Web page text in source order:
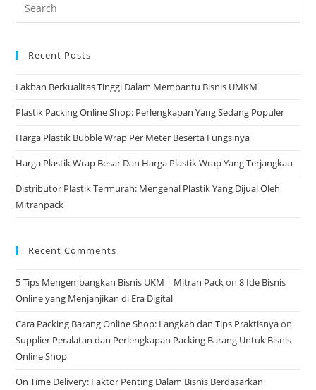
Recent Posts
Lakban Berkualitas Tinggi Dalam Membantu Bisnis UMKM
Plastik Packing Online Shop: Perlengkapan Yang Sedang Populer
Harga Plastik Bubble Wrap Per Meter Beserta Fungsinya
Harga Plastik Wrap Besar Dan Harga Plastik Wrap Yang Terjangkau
Distributor Plastik Termurah: Mengenal Plastik Yang Dijual Oleh
Mitranpack
Recent Comments
5 Tips Mengembangkan Bisnis UKM | Mitran Packon8 Ide Bisnis
Online yang Menjanjikan di Era Digital
Cara Packing Barang Online Shop: Langkah dan Tips Praktisnyaon
Supplier Peralatan dan Perlengkapan Packing Barang Untuk Bisnis
Online Shop
On Time Delivery: Faktor Penting Dalam Bisnis Berdasarkan